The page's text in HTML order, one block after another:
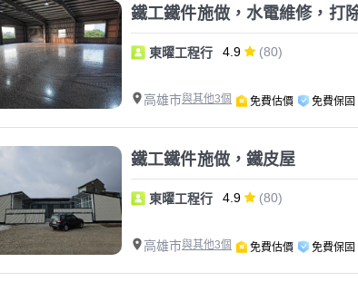
鐵工鐵件施做，水電維修，打
東曜工程行 4.9 (80)
高雄市與其他3個 免費估價 免費保固
鐵工鐵件施做，鐵皮屋
東曜工程行 4.9 (80)
高雄市與其他3個 免費估價 免費保固